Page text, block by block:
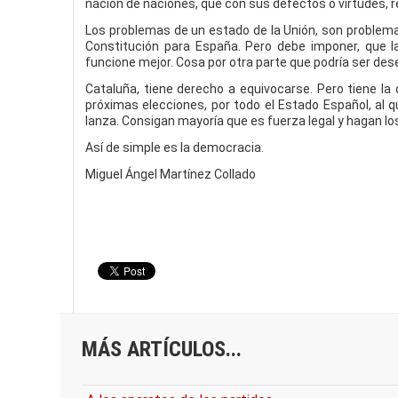
nación de naciones, que con sus defectos o virtudes,
Los problemas de un estado de la Unión, son
Constitución para España. Pero debe imponer,
funcione mejor. Cosa por otra parte que podría ser
Cataluña, tiene derecho a equivocarse. Pero tiene
próximas elecciones, por todo el Estado Español, al
lanza. Consigan mayoría que es fuerza legal y hagan
Así de simple es la democracia.
Miguel Ángel Martínez Collado
MÁS ARTÍCULOS...